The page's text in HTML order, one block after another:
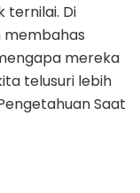
ternilai. Di
membahas
mereka
telusuri lebih
Saat